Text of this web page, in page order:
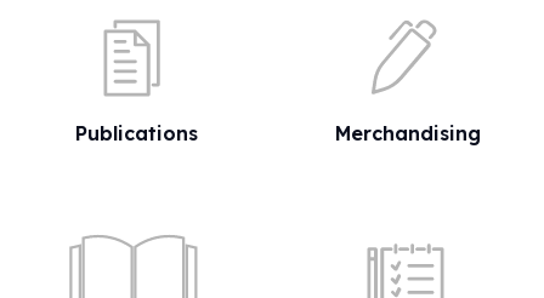
Publications Merchandising